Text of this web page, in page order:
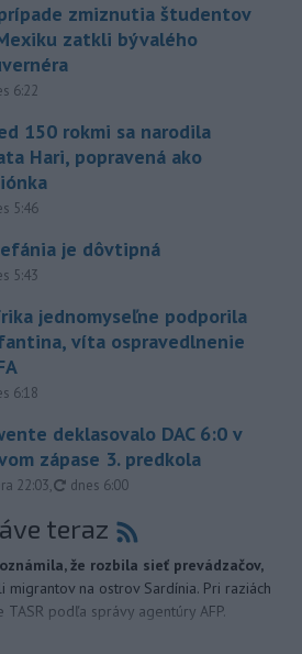
zmiznutia študentov
zatkli bývalého
6:22
150 rokmi sa narodila
Hari, popravená ako
5:46
je dôvtipná
5:43
jednomyseľne podporila
víta ospravedlnenie
6:18
deklasovalo DAC 6:0 v
zápase 3. predkola
22:03, aktualizované
dnes 6:00
teraz
že rozbila sieť prevádzačov,
na ostrov Sardínia. Pri raziách
podľa správy agentúry AFP.